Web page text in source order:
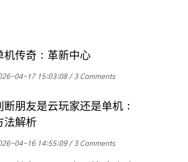
机传奇：革新中心
04-17 15:03:08 3 Comments
断朋友是云玩家还是单机：
法解析
04-16 14:55:09 3 Comments